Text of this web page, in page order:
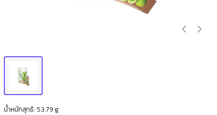
น้ำหนักสุทธิ: 53.79 g